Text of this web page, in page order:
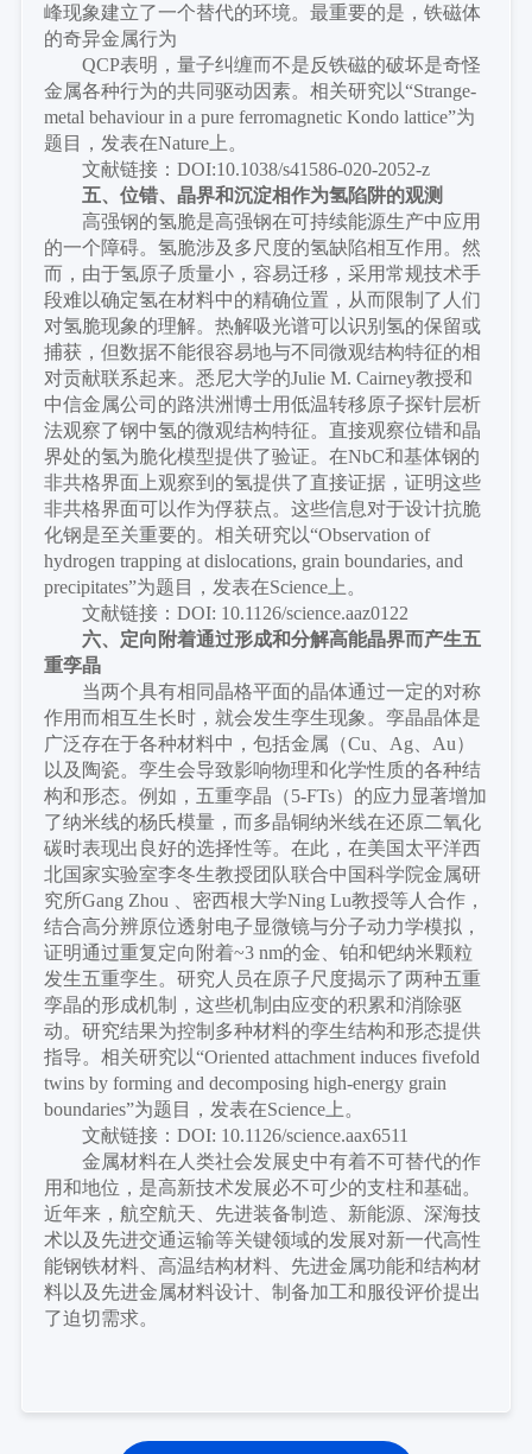
峰现象建立了一个替代的环境。最重要的是，铁磁体
的奇异金属行为
QCP表明，量子纠缠而不是反铁磁的破坏是奇怪
金属各种行为的共同驱动因素。相关研究以“Strange-
metal behaviour in a pure ferromagnetic Kondo lattice”为
题目，发表在Nature上。
文献链接： DOI:10.1038/s41586-020-2052-z
五、 位错、晶界和沉淀相作为氢陷阱的观测
高强钢的氢脆是高强钢在可持续能源生产中应用
的一个障碍。氢脆涉及多尺度的氢缺陷相互作用。然
而，由于氢原子质量小，容易迁移，采用常规技术手
段难以确定氢在材料中的精确位置，从而限制了人们
对氢脆现象的理解。热解吸光谱可以识别氢的保留或
捕获，但数据不能很容易地与不同微观结构特征的相
对贡献联系起来。悉尼大学的Julie M. Cairney教授和
中信金属公司的路洪洲博士用低温转移原子探针层析
法观察了钢中氢的微观结构特征。直接观察位错和晶
界处的氢为脆化模型提供了验证。在NbC和基体钢的
非共格界面上观察到的氢提供了直接证据，证明这些
非共格界面可以作为俘获点。这些信息对于设计抗脆
化钢是至关重要的。相关研究以“Observation of
hydrogen trapping at dislocations, grain boundaries, and
precipitates”为题目，发表在Science上。
文献链接： DOI: 10.1126/science.aaz0122
六、 定向附着通过形成和分解高能晶界而产生五
重孪晶
当两个具有相同晶格平面的晶体通过一定的对称
作用而相互生长时，就会发生孪生现象。孪晶晶体是
广泛存在于各种材料中，包括金属（Cu、Ag、Au）
以及陶瓷。孪生会导致影响物理和化学性质的各种结
构和形态。例如，五重孪晶（5-FTs）的应力显著增加
了纳米线的杨氏模量，而多晶铜纳米线在还原二氧化
碳时表现出良好的选择性等。在此，在美国太平洋西
北国家实验室李冬生教授团队联合中国科学院金属研
究所Gang Zhou 、密西根大学Ning Lu教授等人合作，
结合高分辨原位透射电子显微镜与分子动力学模拟，
证明通过重复定向附着~3 nm的金、铂和钯纳米颗粒
发生五重孪生。研究人员在原子尺度揭示了两种五重
孪晶的形成机制，这些机制由应变的积累和消除驱
动。研究结果为控制多种材料的孪生结构和形态提供
指导。相关研究以“Oriented attachment induces fivefold
twins by forming and decomposing high-energy grain
boundaries”为题目，发表在Science上。
文献链接： DOI: 10.1126/science.aax6511
金属材料在人类社会发展史中有着不可替代的作
用和地位，是高新技术发展必不可少的支柱和基础。
近年来，航空航天、先进装备制造、新能源、深海技
术以及先进交通运输等关键领域的发展对新一代高性
能钢铁材料、高温结构材料、先进金属功能和结构材
料以及先进金属材料设计、制备加工和服役评价提出
了迫切需求。